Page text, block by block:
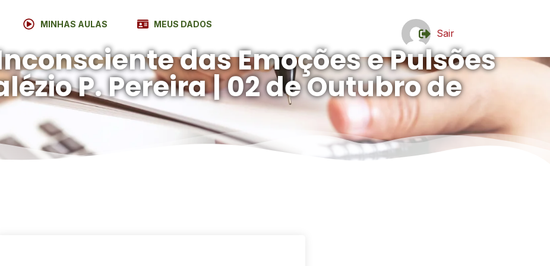
MINHAS AULAS MEUS DADOS
Sair
das Emoções e Pulsões
P. Pereira | 02 de Outubro de